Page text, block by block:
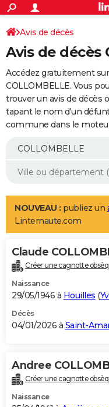
ACTUALITÉS
Politique
Société
Faits Divers
Education
Monde
Villes
+
SPORT
Coupe du monde 2026
Football
Tennis
Cyclisme
Rugby
Forum
Programme TV
TNT
Streaming
Cinéma
Sorties cinéma
Musique
+
FINANCE
Retraite
Epargne
Immobilier
Risques naturels par ville
Assurance
AUTO
Essais
Réserver un essai
Citadines
Berlines
SUV
Forum auto
+
Mobiles
Meilleur smartphone
Internet
Ordinateurs
Jeux vidéo
Guide high-tech
Aménagement intérieur
LIFESTYLE
Art de vivre
Bien-être
Loisirs
Mode
Modes de vie
Alimentation
Guide de la santé
Maladies
Médicaments
Sommeil
VOYAGE
Destinations
City break
Voyage nature
Voyage de noces
Forum
Climat
+PHOTO
GUIDES D'ACHAT
BONS PLANS
Carte de Noël
Carte Bonne année
Carte Saint-Valentin
Carte Pâques
Carte d'anniversaire
DICTIONNAIRE
Dictionnaire
Biographies
Citations
Expressions
Proverbes
PROGRAMME TV
Avis de décès
Avis de décès
Accédez gratuitement
COLLOMBELLE. Vous
trouver un avis de décès
tapant le nom d'un
commune dans le
NOUVEAU : publiez un
Linternaute.com
Claude
Créer une cagnotte
Naissance
29/05/1946 à Houilles (
Décès
04/01/2026 à Saint-
Andree
Créer une cagnotte
Naissance